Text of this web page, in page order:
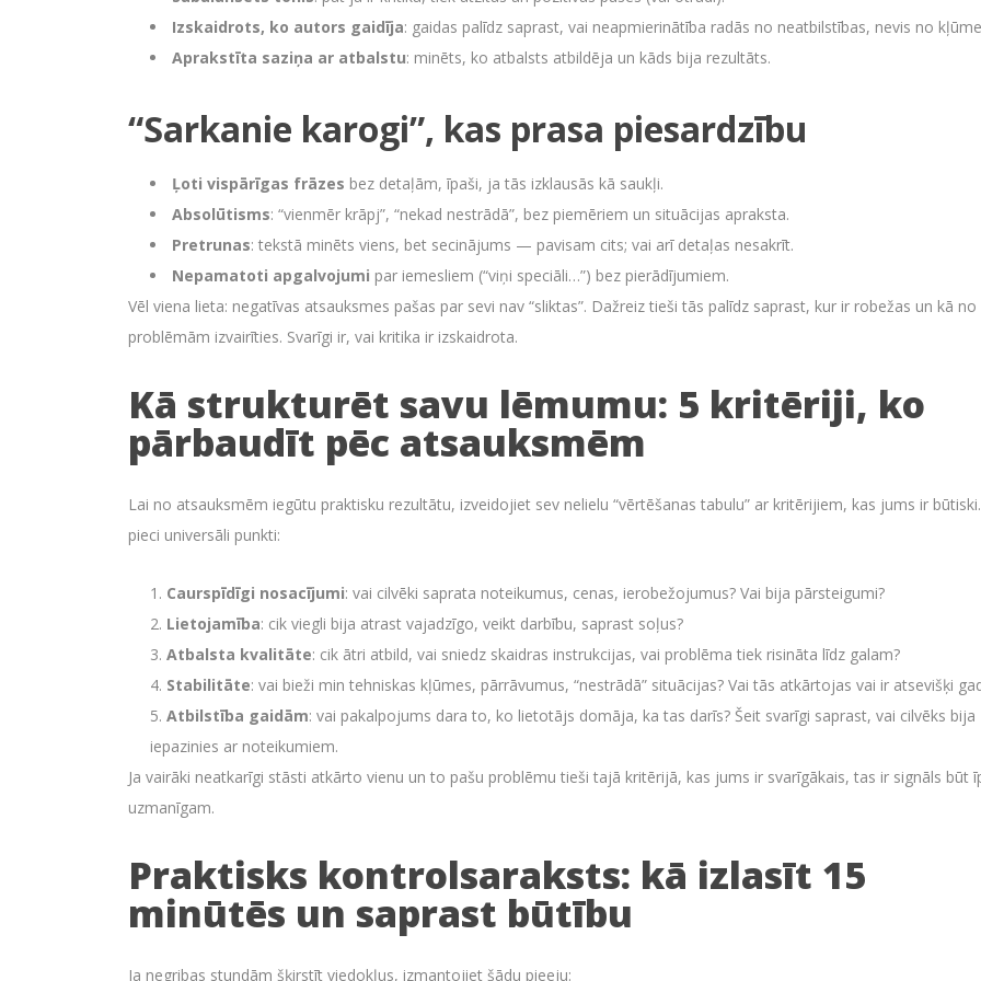
Izskaidrots, ko autors gaidīja: gaidas palīdz saprast, vai neapmierinātība radās no neatbilstības, nevis no
Aprakstīta saziņa ar atbalstu: minēts, ko atbalsts atbildēja un kāds bija rezultāts.
“Sarkanie karogi”, kas prasa piesardzību
Ļoti vispārīgas frāzes bez detaļām, īpaši, ja tās izklausās kā saukļi.
Absolūtisms: “vienmēr krāpj”, “nekad nestrādā”, bez piemēriem un situācijas apraksta.
Pretrunas: tekstā minēts viens, bet secinājums — pavisam cits; vai arī detaļas nesakrīt.
Nepamatoti apgalvojumi par iemesliem (“viņi speciāli…”) bez pierādījumiem.
Vēl viena lieta: negatīvas atsauksmes pašas par sevi nav “sliktas”. Dažreiz tieši tās palīdz saprast, kur ir robežas un kā no
problēmām izvairīties. Svarīgi ir, vai kritika ir izskaidrota.
Kā strukturēt savu lēmumu: 5 kritēriji, ko
pārbaudīt pēc atsauksmēm
Lai no atsauksmēm iegūtu praktisku rezultātu, izveidojiet sev nelielu “vērtēšanas tabulu” ar kritērijiem, kas jums ir
pieci universāli punkti:
Caurspīdīgi nosacījumi: vai cilvēki saprata noteikumus, cenas, ierobežojumus? Vai bija pārsteigumi?
Lietojamība: cik viegli bija atrast vajadzīgo, veikt darbību, saprast soļus?
Atbalsta kvalitāte: cik ātri atbild, vai sniedz skaidras instrukcijas, vai problēma tiek risināta līdz galam?
Stabilitāte: vai bieži min tehniskas kļūmes, pārrāvumus, “nestrādā” situācijas? Vai tās atkārtojas vai ir atsevišķi
Atbilstība gaidām: vai pakalpojums dara to, ko lietotājs domāja, ka tas darīs? Šeit svarīgi saprast, vai cilvēks bija
iepazinies ar noteikumiem.
Ja vairāki neatkarīgi stāsti atkārto vienu un to pašu problēmu tieši tajā kritērijā, kas jums ir svarīgākais, tas ir signāls būt
uzmanīgam.
Praktisks kontrolsaraksts: kā izlasīt 15
minūtēs un saprast būtību
Ja negribas stundām šķirstīt viedokļus, izmantojiet šādu pieeju: